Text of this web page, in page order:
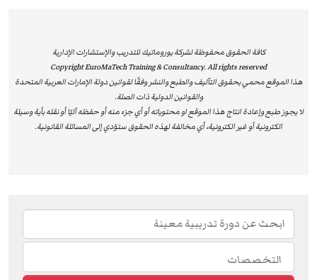
شهادة دولية معترف بها عالميًا كأساس لممارسة المهنة
في مجال الصحة والسلامة.
الدبلوم الوطني/الدولي في الصحة والسلامة المهنية
(NEBOSH National/International Diploma in
Occupational Health and Safety):
Certificate in Fire Safety):
شهادة متخصصة في إدارة مخاطر الحرائق وتعزيز ثقافة
السلامة.
شهادة الإدارة البيئية (NEBOSH Certificate in
كافة الحقوق محفوظة لشركة يوروماتيك للتدريب والإستشارات الإدارية
Copyright EuroMaTech Training & Consultancy. All rights reserved
هذا الموقع محمي بحقوق التآليف والطبع والنشر وفقًا لقوانين دولة الإمارات العربية المتحدة
والقوانين الدولية ذات الصلة.
لا يجوز طبع وإعادة انتاج هذا الموقع او محتوياته أو أي جزء منه أو حفظه آليًا أو نقله بأية وسيلة
الكترونية أو غير الكترونية، أي مخالفة لهذه الحقوق ستؤدي إلى المسائلة القانونية.